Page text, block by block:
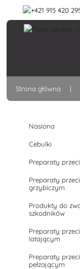
Strona główna
Nasiona
Cebulki
Preparaty
Preparaty
grzybiczym
Produkty do
szkodników
Preparaty
latającym
Preparaty
pełzającym